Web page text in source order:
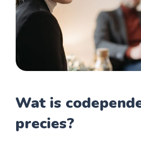
Wat is
precies?